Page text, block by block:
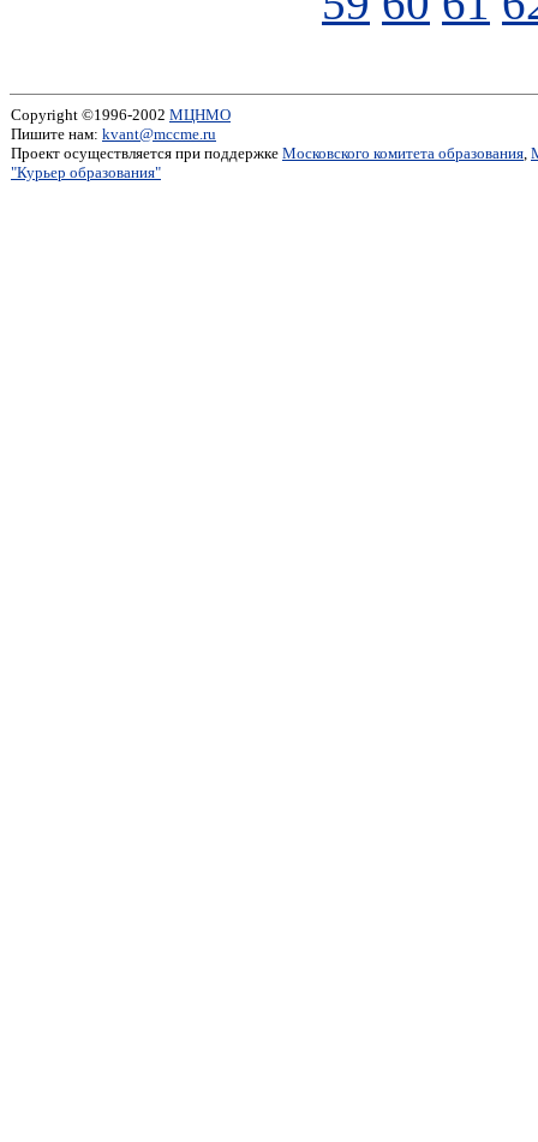
Copyright ©1996-2002 МЦНМО
Пишите нам: kvant@mccme.ru
Проект осуществляется при поддержке Московского комитета образования,
"Курьер образования"